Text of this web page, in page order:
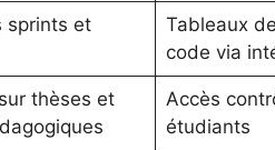
sprints et
Tableaux
code via
thèses et
Accès
étudiants